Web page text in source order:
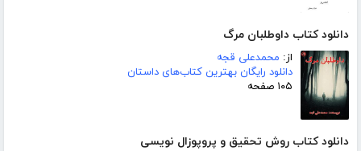
دانلود کتاب داوطلبان مرگ
از: محمدعلی قجه
دانلود رایگان بهترین کتاب‌های داستان
۱۰۵ صفحه
دانلود کتاب روش تحقیق و پروپوزال نویسی